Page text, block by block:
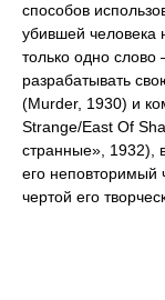
способов
убившей человека
только одно
разрабатывать
(Murder, 1930) и
Strange/East Of
странные», 1932),
его
чертой его